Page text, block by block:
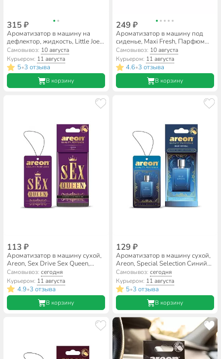
315 ₽
Ароматизатор в машину на
дефлектор, жидкость, Little Joe,
Bottle Ваниль, 5.8 мл, BJ0101
Самовывоз: 10 августа
Курьером: 11 августа
5•3 отзыва
В корзину
249 ₽
Ароматизатор в машину под
сиденье, Maxi Fresh, Парфюм
Drive, PS-3
Самовывоз: 10 августа
Курьером: 11 августа
4.6•3 отзыва
В корзину
113 ₽
Ароматизатор в машину сухой,
Areon, Sex Drive Sex Queen,
704-ASK-02
Самовывоз:сегодня
Курьером: 11 августа
4.9•3 отзыва
В корзину
129 ₽
Ароматизатор в машину сухой,
Areon, Special Selection Синий
Кристалл, 704-SS-03
Самовывоз: сегодня
Курьером: 11 августа
5•3 отзыва
В корзину